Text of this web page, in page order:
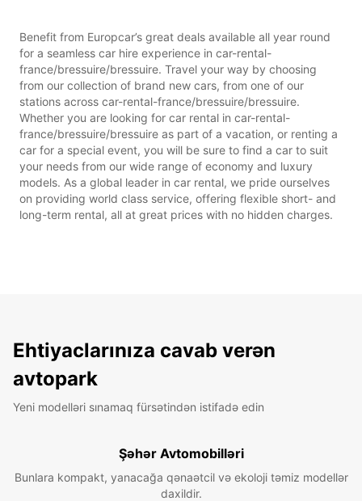
Benefit from Europcar’s great deals available all year round
for a seamless car hire experience in car-rental-
france/bressuire/bressuire. Travel your way by choosing
from our collection of brand new cars, from one of our
stations across car-rental-france/bressuire/bressuire.
Whether you are looking for car rental in car-rental-
france/bressuire/bressuire as part of a vacation, or renting a
car for a special event, you will be sure to find a car to suit
your needs from our wide range of economy and luxury
models. As a global leader in car rental, we pride ourselves
on providing world class service, offering flexible short- and
long-term rental, all at great prices with no hidden charges.
Ehtiyaclarınıza cavab verən
avtopark
Yeni modelləri sınamaq fürsətindən istifadə edin
Şəhər Avtomobilləri
Bunlara kompakt, yanacağa qənaətcil və ekoloji təmiz modellər
daxildir.